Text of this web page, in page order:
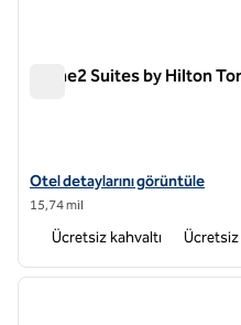
Home2 Suites by Hilton
Home2 Suites by Hilton
Otel detaylarını görüntüle
15,74 mil
Ücretsiz kahvaltı Ücretsiz
1 / 13